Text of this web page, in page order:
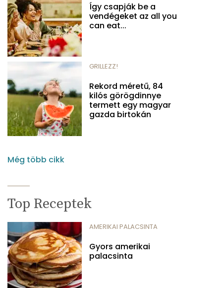
Így csapják be a
vendégeket az all you
can eat...
GRILLEZZ!
Rekord méretű, 84
kilós görögdinnye
termett egy magyar
gazda birtokán
Még több cikk
Top Receptek
AMERIKAI PALACSINTA
Gyors amerikai
palacsinta